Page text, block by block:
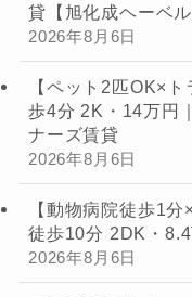
貸【旭化成ヘーベ
2026年8月6日
【ペット2匹OK×
歩4分 2K・14万円
ナーズ賃貸
2026年8月6日
【動物病院徒歩1
徒歩10分 2DK・
2026年8月6日